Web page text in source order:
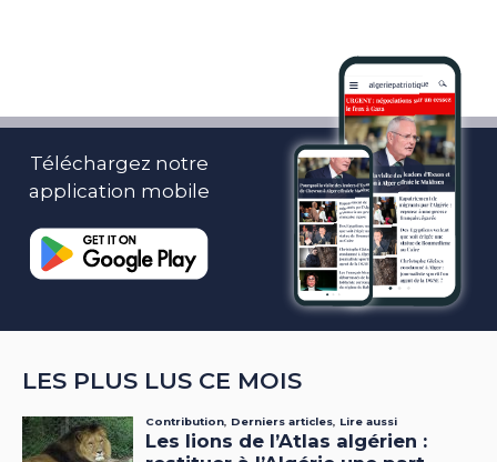
Téléchargez notre
application mobile
LES PLUS LUS CE MOIS